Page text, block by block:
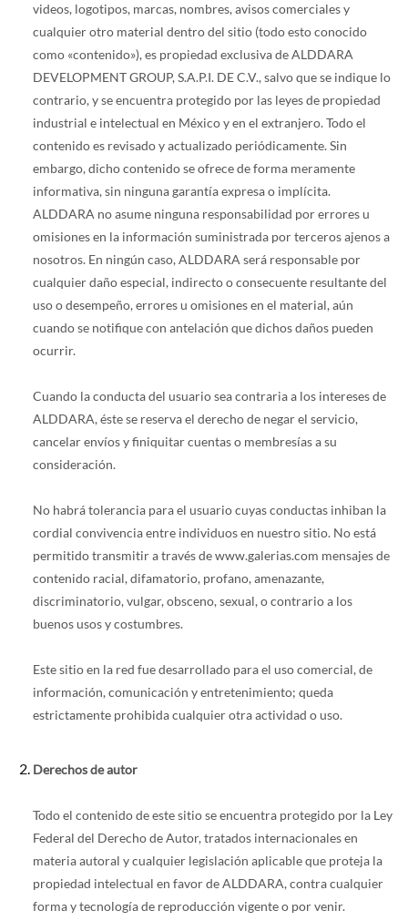
videos, logotipos, marcas, nombres, avisos comerciales y
cualquier otro material dentro del sitio (todo esto conocido
como «contenido»), es propiedad exclusiva de ALDDARA
DEVELOPMENT GROUP, S.A.P.I. DE C.V., salvo que se indique lo
contrario, y se encuentra protegido por las leyes de propiedad
industrial e intelectual en México y en el extranjero. Todo el
contenido es revisado y actualizado periódicamente. Sin
embargo, dicho contenido se ofrece de forma meramente
informativa, sin ninguna garantía expresa o implícita.
ALDDARA no asume ninguna responsabilidad por errores u
omisiones en la información suministrada por terceros ajenos a
nosotros. En ningún caso, ALDDARA será responsable por
cualquier daño especial, indirecto o consecuente resultante del
uso o desempeño, errores u omisiones en el material, aún
cuando se notifique con antelación que dichos daños pueden
ocurrir.
Cuando la conducta del usuario sea contraria a los intereses de
ALDDARA, éste se reserva el derecho de negar el servicio,
cancelar envíos y finiquitar cuentas o membresías a su
consideración.
No habrá tolerancia para el usuario cuyas conductas inhiban la
cordial convivencia entre individuos en nuestro sitio. No está
permitido transmitir a través de www.galerias.com mensajes de
contenido racial, difamatorio, profano, amenazante,
discriminatorio, vulgar, obsceno, sexual, o contrario a los
buenos usos y costumbres.
Este sitio en la red fue desarrollado para el uso comercial, de
información, comunicación y entretenimiento; queda
estrictamente prohibida cualquier otra actividad o uso.
Derechos de autor
Todo el contenido de este sitio se encuentra protegido por la Ley
Federal del Derecho de Autor, tratados internacionales en
materia autoral y cualquier legislación aplicable que proteja la
propiedad intelectual en favor de ALDDARA, contra cualquier
forma y tecnología de reproducción vigente o por venir.